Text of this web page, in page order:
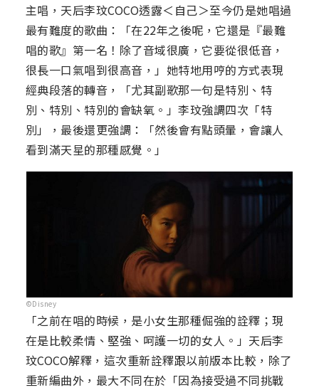
主唱，天后李玟COCO透露＜自己＞至今仍是她唱過
最有難度的歌曲：「在22年之後呢，它還是『最難
唱的歌』第一名！除了音域很廣，它要從很低音，
很長一口氣唱到很高音，」她特地用哼的方式表現
經典段落的轉音，「尤其副歌那一句是特別、特
別、特別、特別的會缺氧。」李玟強調四次「特
別」，最後還更強調：「然後會有點頭暈，會讓人
看到滿天星的那種感覺。」
©Disney
「之前在唱的時候，是小女生那種倔強的詮釋；現
在是比較柔情、堅強、呵護一切的女人。」天后李
玟COCO解釋，這次重新詮釋跟以前版本比較，除了
重新編曲外，最大不同在於「因為接受過不同挑戰